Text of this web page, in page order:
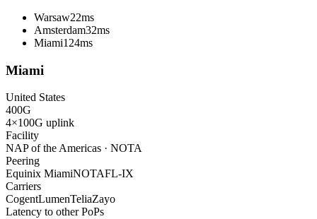
Warsaw22ms
Amsterdam32ms
Miami124ms
Miami
United States
400G
4×100G uplink
Facility
NAP of the Americas · NOTA
Peering
Equinix MiamiNOTAFL-IX
Carriers
CogentLumenTeliaZayo
Latency to other PoPs